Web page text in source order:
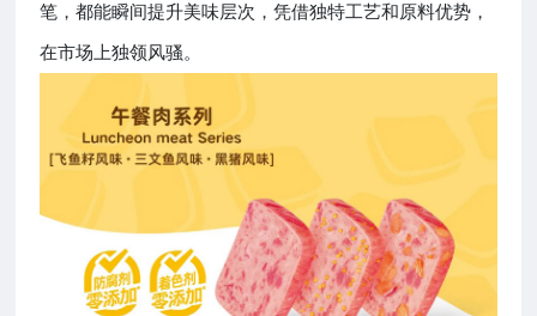
笔，都能瞬间提升美味层次，凭借独特工艺和原料优势，
在市场上独领风骚。